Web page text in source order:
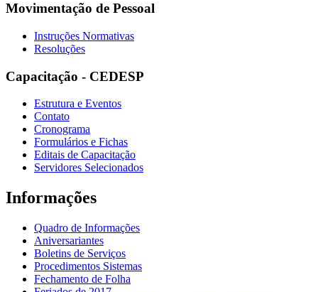
Movimentação de Pessoal
Instruções Normativas
Resoluções
Capacitação - CEDESP
Estrutura e Eventos
Contato
Cronograma
Formulários e Fichas
Editais de Capacitação
Servidores Selecionados
Informações
Quadro de Informações
Aniversariantes
Boletins de Serviços
Procedimentos Sistemas
Fechamento de Folha